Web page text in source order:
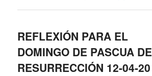
REFLEXIÓN PARA EL
DOMINGO DE PASCUA DE
RESURRECCIÓN 12-04-20